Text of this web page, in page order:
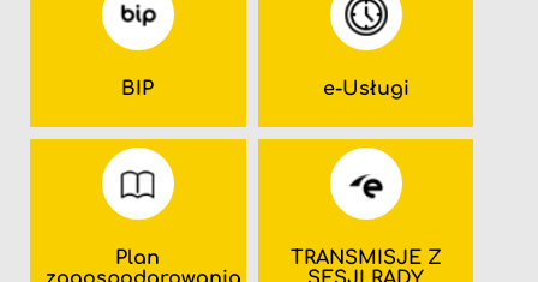
BIP e-Usługi
Plan
TRANSMISJE Z